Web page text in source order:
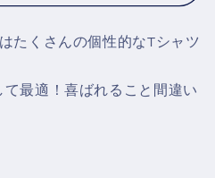
たくさんの個性的なTシャツ
最適！喜ばれること間違い